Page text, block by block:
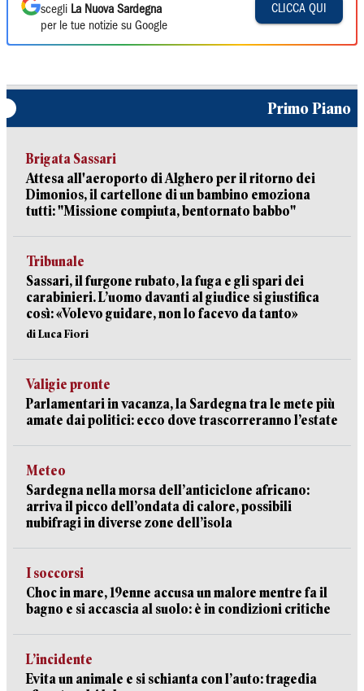
scegli La Nuova Sardegna
per le tue notizie su Google
CLICCA QUI
Primo Piano
Brigata Sassari
Attesa all'aeroporto di Alghero per il ritorno dei
Dimonios, il cartellone di un bambino emoziona
tutti: "Missione compiuta, bentornato babbo"
Tribunale
Sassari, il furgone rubato, la fuga e gli spari dei
carabinieri. L’uomo davanti al giudice si giustifica
così: «Volevo guidare, non lo facevo da tanto»
di Luca Fiori
Valigie pronte
Parlamentari in vacanza, la Sardegna tra le mete più
amate dai politici: ecco dove trascorreranno l’estate
Meteo
Sardegna nella morsa dell’anticiclone africano:
arriva il picco dell’ondata di calore, possibili
nubifragi in diverse zone dell’isola
I soccorsi
Choc in mare, 19enne accusa un malore mentre fa il
bagno e si accascia al suolo: è in condizioni critiche
L’incidente
Evita un animale e si schianta con l’auto: tragedia